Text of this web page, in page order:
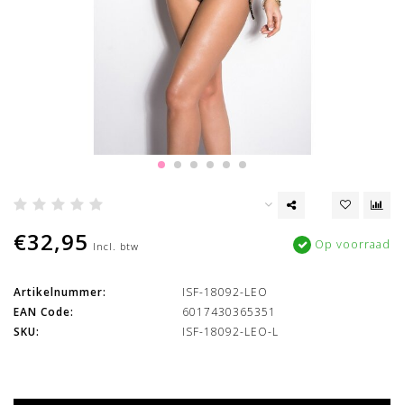
€32,95 Incl. btw Op voorraad
Artikelnummer:
ISF-18092-LEO
EAN Code:
6017430365351
SKU:
ISF-18092-LEO-L